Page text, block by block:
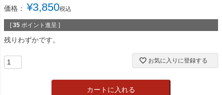
価格： ¥3,850税込
[ 35 ポイント進呈 ]
残りわずかです。
お気に入りに登録する
カートに入れる